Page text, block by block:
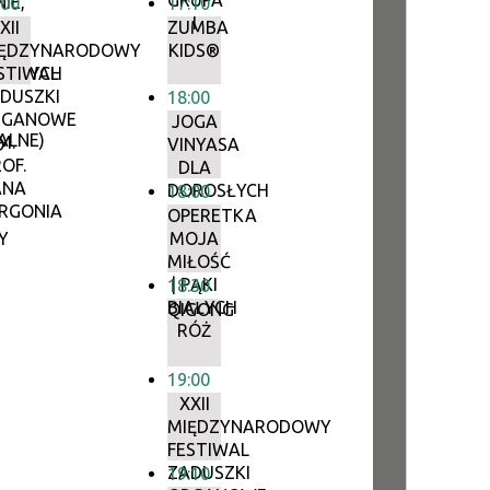
I
ZUMBA
KIDS®
18:00
JOGA
VINYASA
DLA
DOROSŁYCH
18:00
OPERETKA
MOJA
MIŁOŚĆ
| PĄKI
BIAŁYCH
RÓŻ
18:30
QIGONG
19:00
XXII
MIĘDZYNARODOWY
FESTIWAL
ZADUSZKI
19:10